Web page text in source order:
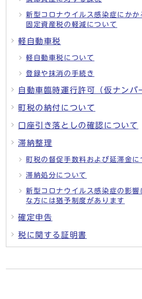
新型コロナウイルス感染症にかか
固定資産税の軽減について
軽自動車税
軽自動車税について
登録や抹消の手続き
自動車臨時運行許可（仮ナンバ
町税の納付について
口座引き落としの確認について
滞納整理
町税の督促手数料および延滞金に
滞納処分について
新型コロナウイルス感染症の影響
な方には猶予制度があります
確定申告
税に関する証明書